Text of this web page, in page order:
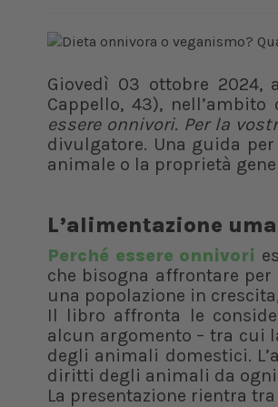
Giovedì 03 ottobre 2024,
Cappello, 43),
essere onnivori. Per la
divulgatore. Una guida
animale o la proprietà
L’alimentazione
Perché essere onnivori
che bisogna affrontare
una popolazione in
Il libro affronta le
alcun argomento – tra cui
degli animali domestici.
diritti degli animali da
La presentazione rientra